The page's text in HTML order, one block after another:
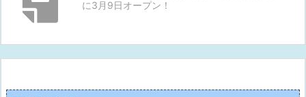
に3月9日オープン！